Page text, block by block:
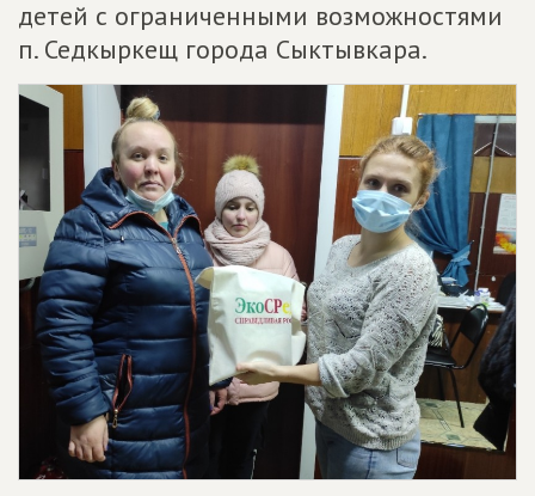
детей с ограниченными возможностями
п. Седкыркещ города Сыктывкара.